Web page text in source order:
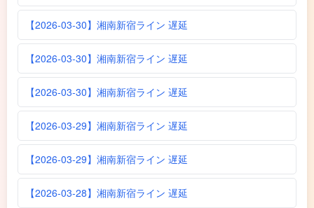
【2026-03-30】湘南新宿ライン 遅延
【2026-03-30】湘南新宿ライン 遅延
【2026-03-30】湘南新宿ライン 遅延
【2026-03-29】湘南新宿ライン 遅延
【2026-03-29】湘南新宿ライン 遅延
【2026-03-28】湘南新宿ライン 遅延